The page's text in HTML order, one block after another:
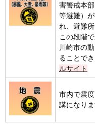
害警戒本
等避難）
れ、避難
この段階
川崎市の
ること
ルサイト
市内で震
講になりま